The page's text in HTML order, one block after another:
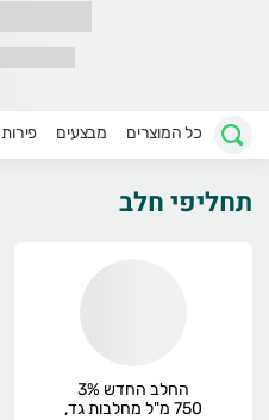
כל המוצרים מבצעים פירות
תחליפי חלב
החלב החדש 3%
750 מ"ל מחלבות גד,